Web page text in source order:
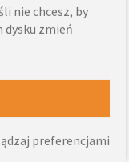
nie chcesz, by
dysku zmień
preferencjami